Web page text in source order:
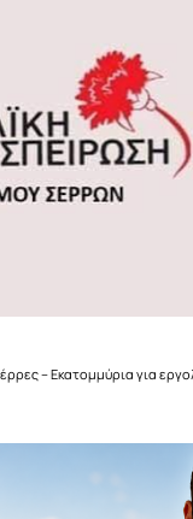
– Εκατομμύρια για